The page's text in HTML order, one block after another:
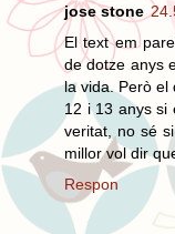
jose stone
El text em
de dotze anys
la vida. Però el
12 i 13 anys si
veritat, no sé
millor vol dir
Respon